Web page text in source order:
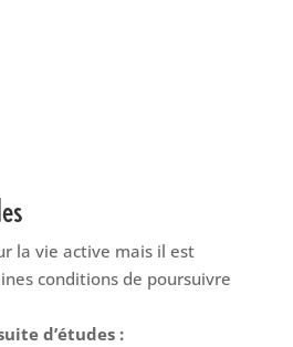
la vie active mais il est
conditions de poursuivre
d’études :